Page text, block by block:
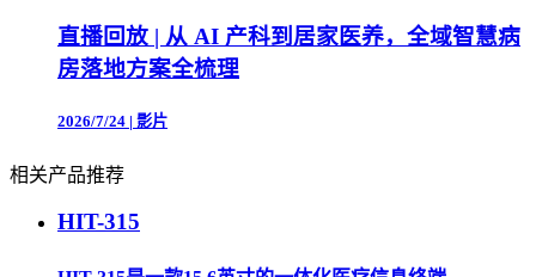
直播回放 | 从 AI 产科到居家医养，全域智慧病
房落地方案全梳理
2026/7/24 | 影片
相关产品推荐
HIT-315